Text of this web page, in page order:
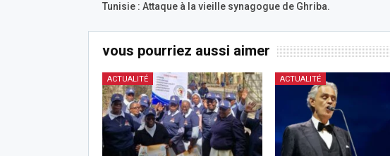
Tunisie : Attaque à la vieille synagogue de Ghriba.
vous pourriez aussi aimer
ACTUALITÉ ACTUALITÉ